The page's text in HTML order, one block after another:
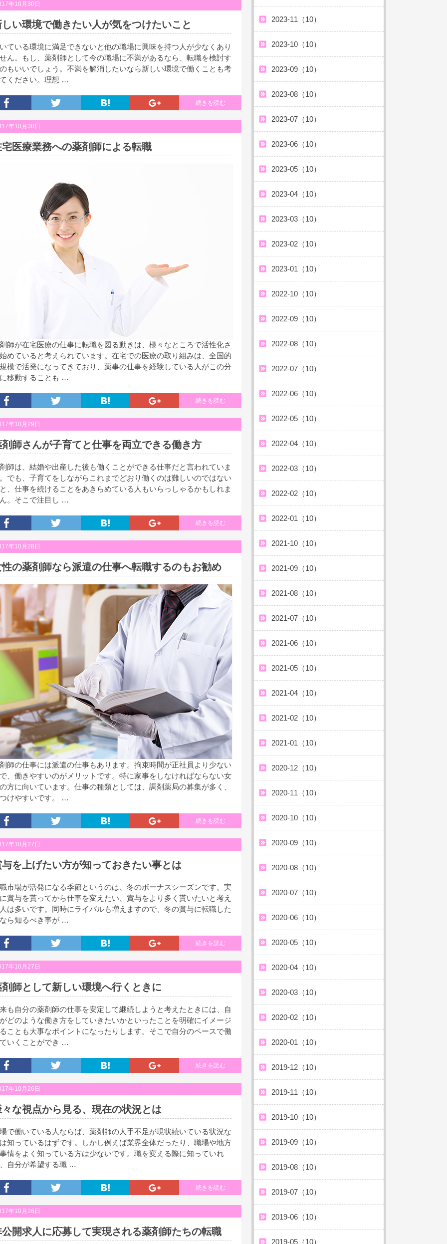
年10月30日
い環境で働きたい人が気をつけたいこと
ている環境に満足できないと他の職場に興味を持つ人が少なくあり
ん。もし、薬剤師として今の職場に不満があるなら、転職を検討す
もいいでしょう。不満を解消したいなら新しい環境で働くことも考
ください。理想 …
続きを読む
年10月30日
宅医療業務への薬剤師による転職
師が在宅医療の仕事に転職を図る動きは、様々なところで活性化さ
めていると考えられています。在宅での医療の取り組みは、全国的
模で活発になってきており、薬事の仕事を経験している人がこの分
移動することも …
続きを読む
年10月29日
剤師さんが子育てと仕事を両立できる働き方
師は、結婚や出産した後も働くことができる仕事だと言われていま
でも、子育てをしながらこれまでどおり働くのは難しいのではない
、仕事を続けることをあきらめている人もいらっしゃるかもしれま
。そこで注目し …
続きを読む
年10月28日
性の薬剤師なら派遣の仕事へ転職するのもお勧め
師の仕事には派遣の仕事もあります。拘束時間が正社員より少ない
、働きやすいのがメリットです。特に家事をしなければならない女
方に向いています。仕事の種類としては、調剤薬局の募集が多く、
けやすいです。 …
続きを読む
年10月27日
与を上げたい方が知っておきたい事とは
市場が活発になる季節というのは、冬のボーナスシーズンです。実
賞与を貰ってから仕事を変えたい、賞与をより多く貰いたいと考え
は多いです。同時にライバルも増えますので、冬の賞与に転職した
ら知るべき事が …
続きを読む
年10月27日
剤師として新しい環境へ行くときに
も自分の薬剤師の仕事を安定して継続しようと考えたときには、自
どのような働き方をしていきたいかといったことを明確にイメージ
ことも大事なポイントになったりします。そこで自分のペースで働
いくことができ …
続きを読む
年10月26日
々な視点から見る、現在の状況とは
で働いている人ならば、薬剤師の人手不足が現状続いている状況な
知っているはずです。しかし例えば業界全体だったり、職場や地方
情をよく知っている方は少ないです。職を変える際に知っていれ
自分が希望する職 …
続きを読む
年10月26日
公開求人に応募して実現される薬剤師たちの転職
2023-11（10）
2023-10（10）
2023-09（10）
2023-08（10）
2023-07（10）
2023-06（10）
2023-05（10）
2023-04（10）
2023-03（10）
2023-02（10）
2023-01（10）
2022-10（10）
2022-09（10）
2022-08（10）
2022-07（10）
2022-06（10）
2022-05（10）
2022-04（10）
2022-03（10）
2022-02（10）
2022-01（10）
2021-10（10）
2021-09（10）
2021-08（10）
2021-07（10）
2021-06（10）
2021-05（10）
2021-04（10）
2021-02（10）
2021-01（10）
2020-12（10）
2020-11（10）
2020-10（10）
2020-09（10）
2020-08（10）
2020-07（10）
2020-06（10）
2020-05（10）
2020-04（10）
2020-03（10）
2020-02（10）
2020-01（10）
2019-12（10）
2019-11（10）
2019-10（10）
2019-09（10）
2019-08（10）
2019-07（10）
2019-06（10）
2019-05（10）